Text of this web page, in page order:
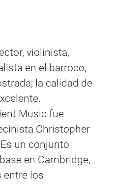
violinista,
en el barroco,
la calidad de
Music fue
Christopher
un conjunto
en Cambridge,
entre los